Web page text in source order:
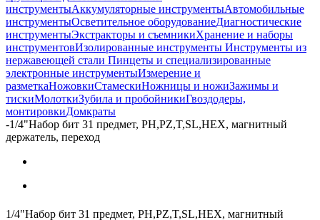
инструментыАккумуляторные инструментыАвтомобильные
инструментыОсветительное оборудованиеДиагностические
инструментыЭкстракторы и съемникиХранение и наборы
инструментовИзолированные инструменты Инструменты из
нержавеющей стали Пинцеты и специализированные
электронные инструментыИзмерение и
разметкаНожовкиСтамескиНожницы и ножиЗажимы и
тискиМолоткиЗубила и пробойникиГвоздодеры,
монтировкиДомкраты
-1/4"Набор бит 31 предмет, PH,PZ,T,SL,HEX, магнитный
держатель, переход
1/4"Набор бит 31 предмет, PH,PZ,T,SL,HEX, магнитный